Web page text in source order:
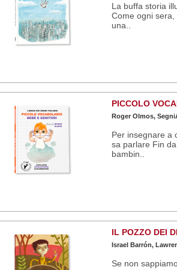
La buffa storia
Come ogni
una..
PICCOLO
Roger Olmos,
Per insegnare a
sa parlare Fin
bambin..
IL POZZO DEI
Israel Barrón,
Se non